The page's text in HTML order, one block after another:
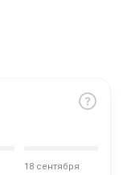
18 сентября